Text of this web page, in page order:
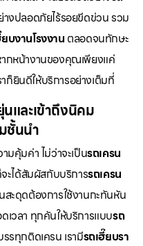
างปลอดภัยไร้รอยขีดข่วน รวม
บงานโรงงานตลอดจนทักษะ
กหน้างานของคุณเพียงแค่
าก็ยินดีให้บริการอย่างเต็มที่
และเข้าถึงนิคม
ชั้นนำ
มคุ้มค่า ไม่ว่าจะเป็นรถเครน
ได้สัมผัสกับบริการรถเครน
ะดุดต้องการใช้งานกะทันหัน
เวลา ทุกคันให้บริการแบบรถ
รทุกติดเครน เรามีรถเฮี๊ยบรา